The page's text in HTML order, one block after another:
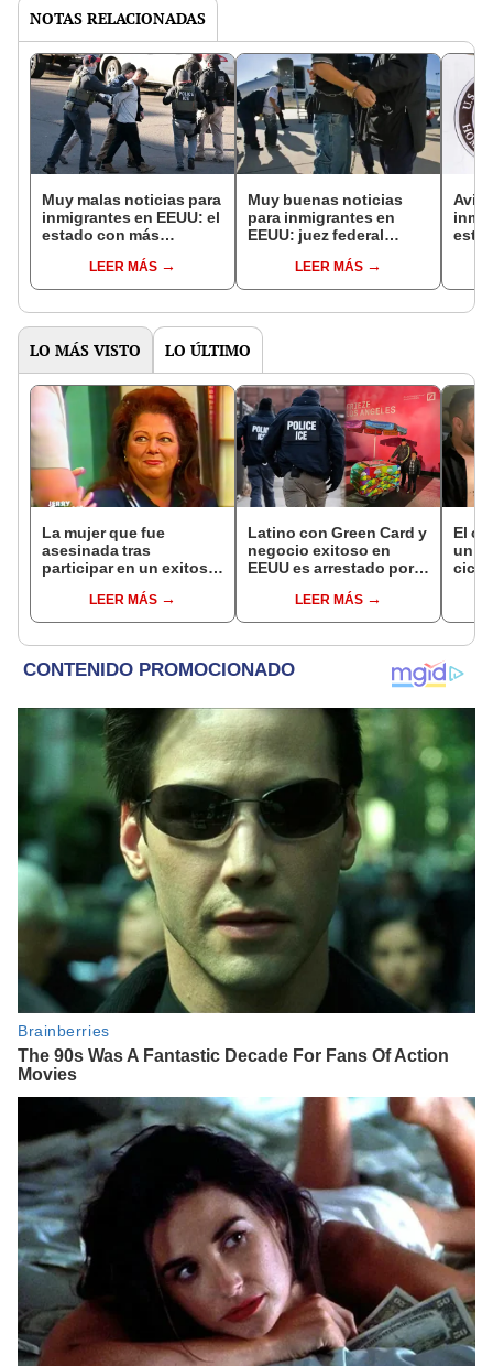
NOTAS RELACIONADAS
Muy malas noticias para
inmigrantes en EEUU: el
estado con más
firmados para colaborar
con ICE
LEER MÁS
Muy buenas noticias
para inmigrantes en
EEUU: juez federal
bajo la Ley de Enemigos
Extranjeros al oeste de
LEER MÁS
bajo
LO MÁS VISTO LO ÚLTIMO
La mujer que fue
asesinada tras
participar en un exitoso
su exesposo y la
amante
LEER MÁS
Latino con Green Card y
negocio exitoso en
EEUU es arrestado por
vendedor ambulante a
los 11 años
LEER MÁS
El
un